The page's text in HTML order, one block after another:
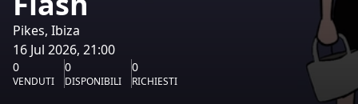
Pikes, Ibiza
16 Jul 2026, 21:00
0
VENDUTI
0
DISPONIBILI
0
RICHIESTI